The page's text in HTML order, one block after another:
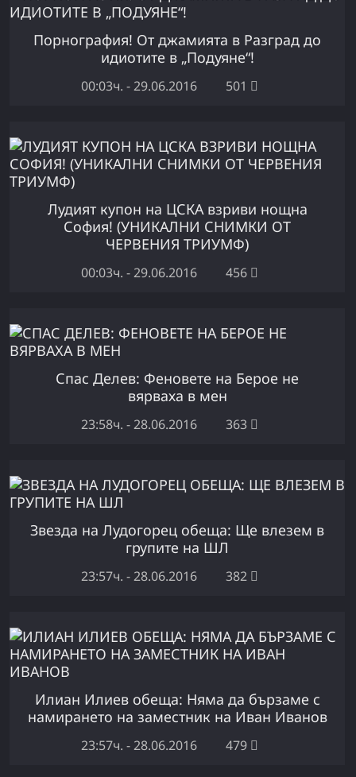
Порнография! От джамията в Разград до
идиотите в „Подуяне“!
00:03ч. - 29.06.2016 501
Лудият купон на ЦСКА взриви нощна
София! (УНИКАЛНИ СНИМКИ ОТ
ЧЕРВЕНИЯ ТРИУМФ)
00:03ч. - 29.06.2016 456
Спас Делев: Феновете на Берое не
вярваха в мен
23:58ч. - 28.06.2016 363
Звезда на Лудогорец обеща: Ще влезем в
групите на ШЛ
23:57ч. - 28.06.2016 382
Илиан Илиев обеща: Няма да бързаме с
намирането на заместник на Иван Иванов
23:57ч. - 28.06.2016 479